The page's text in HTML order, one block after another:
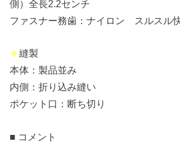
側）全長2.2センチ
ファスナー務歯：ナイロン スルスル
★縫製
本体：製品並み
内側：折り込み縫い
ポケット口：断ち切り
■ コメント